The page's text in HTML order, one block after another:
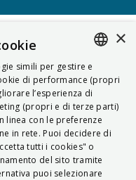
ITALIAN
ENGLISH
FRENCH
HUNGARIAN
DEUTSCH
×
simili per gestire e
di performance (propri
l’esperienza di
(propri e di terze parti)
linea con le preferenze
in rete. Puoi decidere di
tutti i cookies" o
del sito tramite
puoi selezionare